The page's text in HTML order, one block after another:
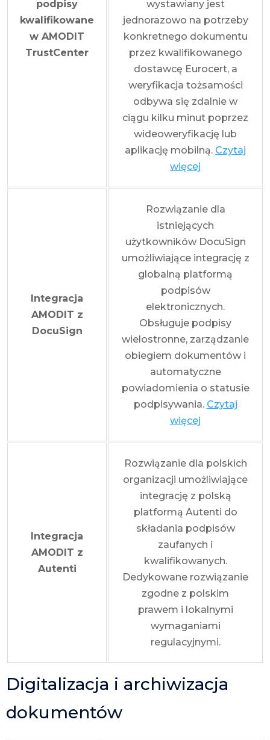
podpisy
kwalifikowane
w AMODIT
TrustCenter
wystawiany jest
jednorazowo na potrzeby
konkretnego dokumentu
przez kwalifikowanego
dostawcę Eurocert, a
weryfikacja tożsamości
odbywa się zdalnie w
ciągu kilku minut poprzez
wideoweryfikację lub
aplikację mobilną. Czytaj
więcej
Integracja
AMODIT z
DocuSign
Rozwiązanie dla
istniejących
użytkowników DocuSign
umożliwiające integrację z
globalną platformą
podpisów
elektronicznych.
Obsługuje podpisy
wielostronne, zarządzanie
obiegiem dokumentów i
automatyczne
powiadomienia o statusie
podpisywania. Czytaj
więcej
Integracja
AMODIT z
Autenti
Rozwiązanie dla polskich
organizacji umożliwiające
integrację z polską
platformą Autenti do
składania podpisów
zaufanych i
kwalifikowanych.
Dedykowane rozwiązanie
zgodne z polskim
prawem i lokalnymi
wymaganiami
regulacyjnymi.
Digitalizacja i archiwizacja
dokumentów